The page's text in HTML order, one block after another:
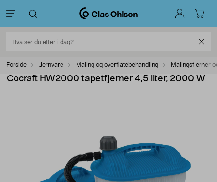
Forside Jernvare Maling og overflatebehandling Malingsfjerner
Cocraft HW2000 tapetfjerner 4,5 liter, 2000 W